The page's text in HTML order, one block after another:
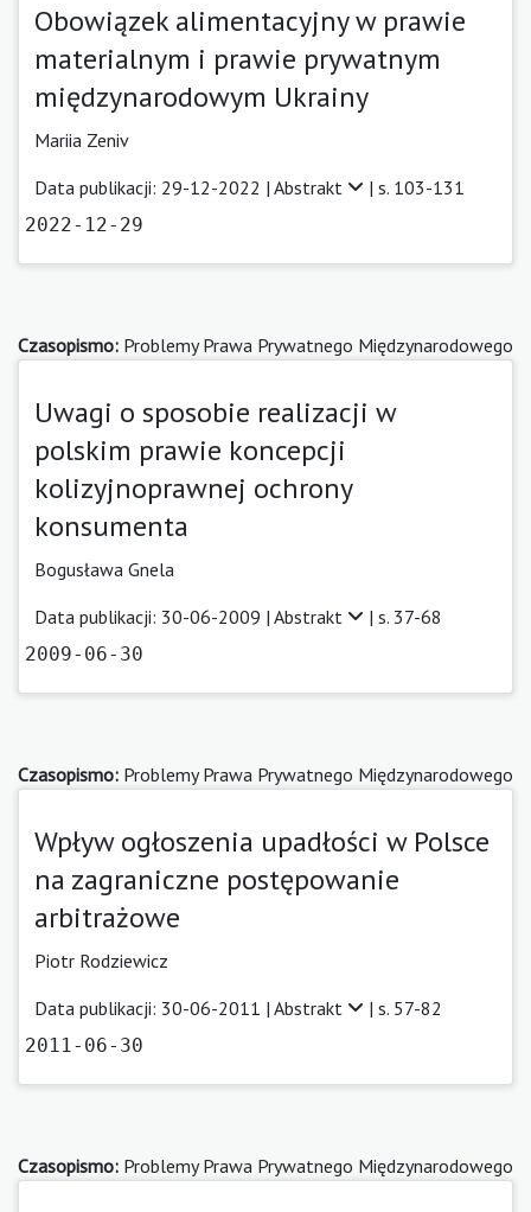
Obowiązek alimentacyjny w prawie
materialnym i prawie prywatnym
międzynarodowym Ukrainy
Mariia Zeniv
Data publikacji: 29-12-2022 | Abstrakt | s. 103-131
2022-12-29
Czasopismo: Problemy Prawa Prywatnego Międzynarodowego
Uwagi o sposobie realizacji w
polskim prawie koncepcji
kolizyjnoprawnej ochrony
konsumenta
Bogusława Gnela
Data publikacji: 30-06-2009 | Abstrakt | s. 37-68
2009-06-30
Czasopismo: Problemy Prawa Prywatnego Międzynarodowego
Wpływ ogłoszenia upadłości w Polsce
na zagraniczne postępowanie
arbitrażowe
Piotr Rodziewicz
Data publikacji: 30-06-2011 | Abstrakt | s. 57-82
2011-06-30
Czasopismo: Problemy Prawa Prywatnego Międzynarodowego